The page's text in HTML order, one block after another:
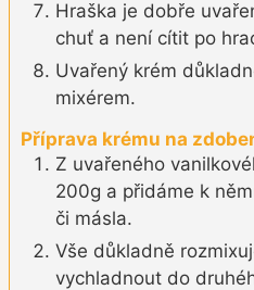
Hraška je dobře
chuť a není cítit po
Uvařený krém
mixérem.
Příprava krému na
Z uvařeného
200g a přidáme k
či másla.
Vše důkladně
vychladnout do